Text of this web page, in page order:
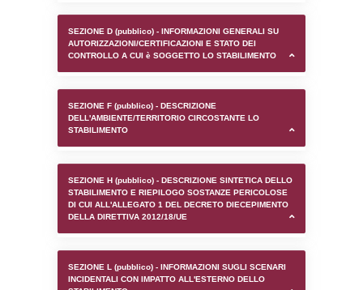
Stabilimento Basell
Italia S.r.l. nel comune
(Ferrara) -
SEZIONE A1 (pubblico) - INFORMAZIONI